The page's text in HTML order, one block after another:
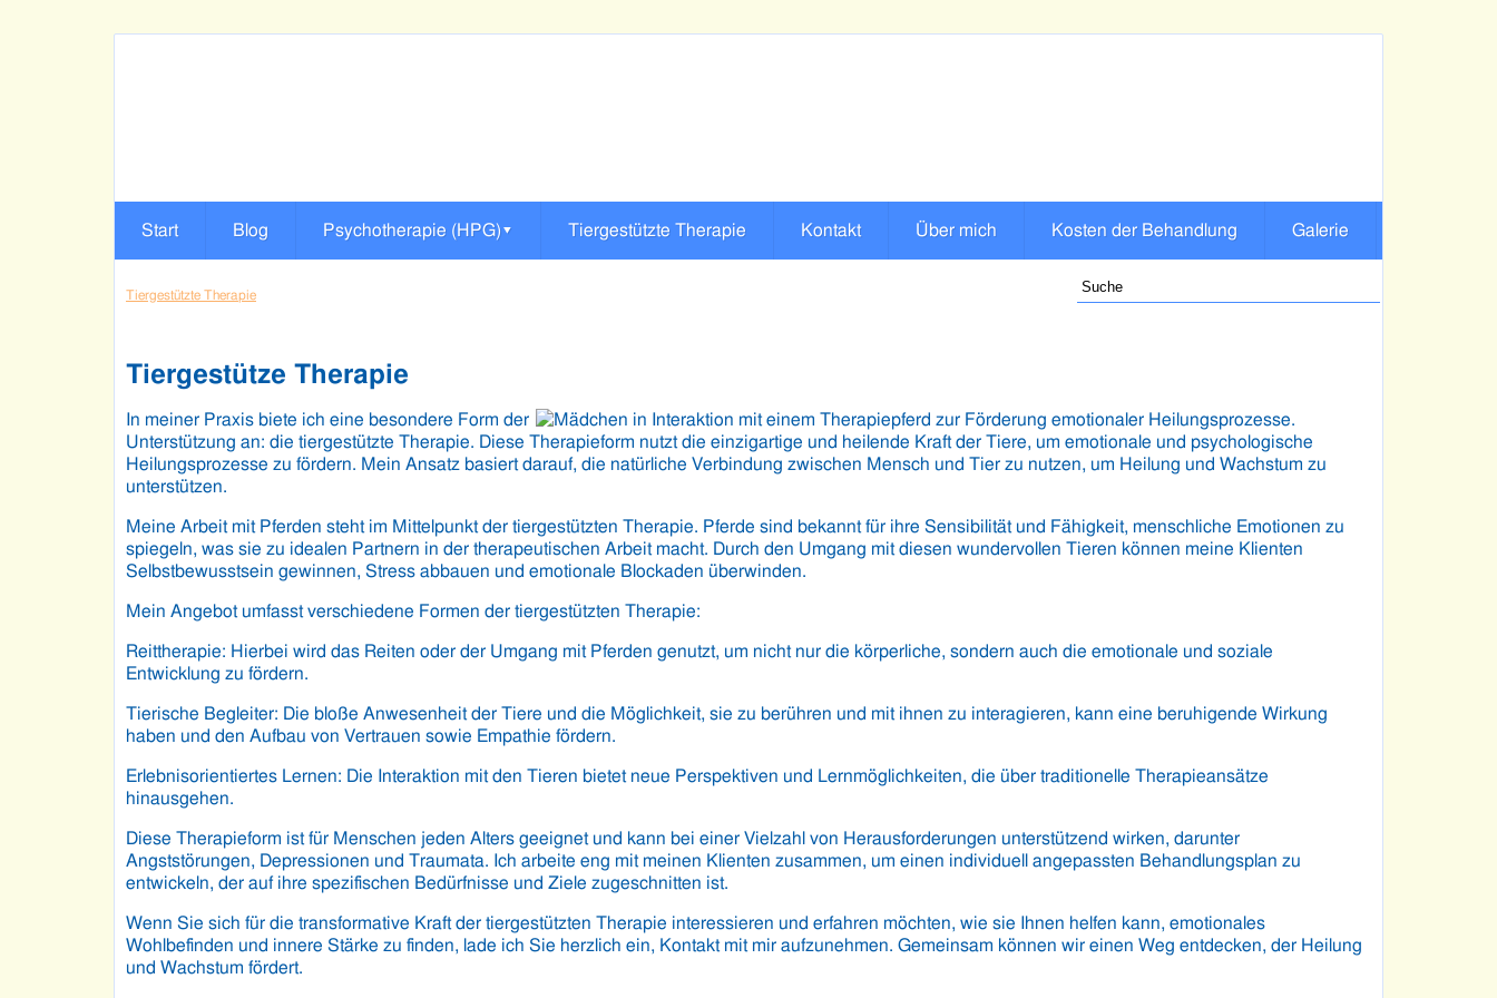
Start Blog Psychotherapie (HPG)▾ Tiergestützte Therapie Kontakt Über mich Kosten der Behandlung Galerie
Tiergestützte Therapie
Tiergestütze Therapie
In meiner Praxis biete ich eine besondere Form der
Unterstützung an: die tiergestützte Therapie. Diese Therapieform nutzt die einzigartige und heilende Kraft der Tiere, um emotionale und psychologische
Heilungsprozesse zu fördern. Mein Ansatz basiert darauf, die natürliche Verbindung zwischen Mensch und Tier zu nutzen, um Heilung und Wachstum zu
unterstützen.
Meine Arbeit mit Pferden steht im Mittelpunkt der tiergestützten Therapie. Pferde sind bekannt für ihre Sensibilität und Fähigkeit, menschliche Emotionen zu
spiegeln, was sie zu idealen Partnern in der therapeutischen Arbeit macht. Durch den Umgang mit diesen wundervollen Tieren können meine Klienten
Selbstbewusstsein gewinnen, Stress abbauen und emotionale Blockaden überwinden.
Mein Angebot umfasst verschiedene Formen der tiergestützten Therapie:
Reittherapie: Hierbei wird das Reiten oder der Umgang mit Pferden genutzt, um nicht nur die körperliche, sondern auch die emotionale und soziale
Entwicklung zu fördern.
Tierische Begleiter: Die bloße Anwesenheit der Tiere und die Möglichkeit, sie zu berühren und mit ihnen zu interagieren, kann eine beruhigende Wirkung
haben und den Aufbau von Vertrauen sowie Empathie fördern.
Erlebnisorientiertes Lernen: Die Interaktion mit den Tieren bietet neue Perspektiven und Lernmöglichkeiten, die über traditionelle Therapieansätze
hinausgehen.
Diese Therapieform ist für Menschen jeden Alters geeignet und kann bei einer Vielzahl von Herausforderungen unterstützend wirken, darunter
Angststörungen, Depressionen und Traumata. Ich arbeite eng mit meinen Klienten zusammen, um einen individuell angepassten Behandlungsplan zu
entwickeln, der auf ihre spezifischen Bedürfnisse und Ziele zugeschnitten ist.
Wenn Sie sich für die transformative Kraft der tiergestützten Therapie interessieren und erfahren möchten, wie sie Ihnen helfen kann, emotionales
Wohlbefinden und innere Stärke zu finden, lade ich Sie herzlich ein, Kontakt mit mir aufzunehmen. Gemeinsam können wir einen Weg entdecken, der Heilung
und Wachstum fördert.